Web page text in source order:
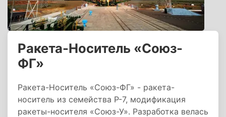
Ракета-Носитель «Союз-
ФГ»
Ракета-Носитель «Союз-ФГ» - ракета-
носитель из семейства Р-7, модификация
ракеты-носителя «Союз-У». Разработка велась